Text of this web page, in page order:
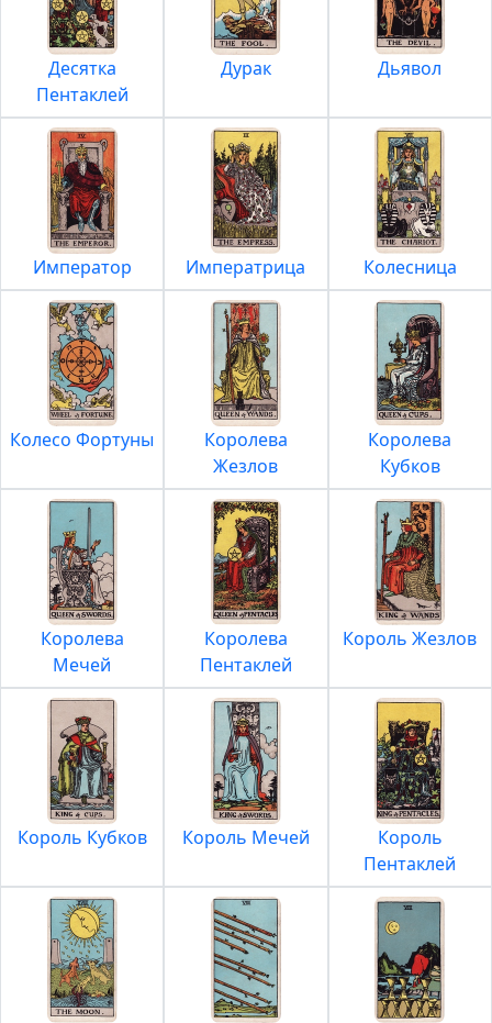
Десятка
Пентаклей
Дурак Дьявол
Император Императрица Колесница
Колесо Фортуны
Королева
Жезлов
Королева
Кубков
Королева
Мечей
Королева
Пентаклей
Король Жезлов
Король Кубков Король Мечей
Король
Пентаклей